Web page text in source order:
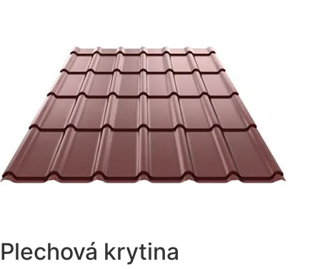
Plechová krytina